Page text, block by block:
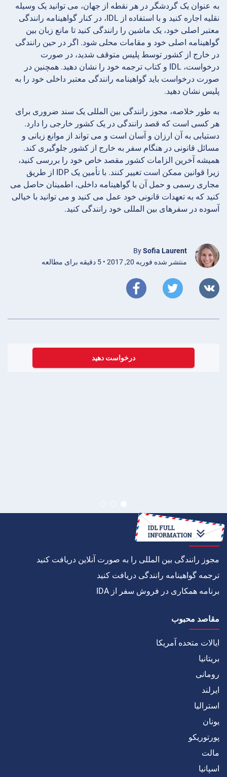
به عنوان یک گردشگر در هر نقطه از جهان، می توانید یک وسیله
نقلیه اجاره کنید و با استفاده از IDL، در کنار گواهینامه رانندگی
معتبر اصلی خود، یک ماشین را رانندگی کنید تا مانع زبان بین
گواهینامه اصلی خود و مقامات محلی شود. اگر در حین رانندگی
در خارج از کشور توسط پلیس متوقف شدید، در صورت
درخواست، IDL و کتاب ترجمه خود را نشان دهید. همچنین در
صورت درخواست باید گواهینامه رانندگی معتبر داخلی خود را به
پلیس نشان دهید.
به طور خلاصه، مجوز رانندگی بین المللی یک سند ضروری برای
هر کسی است که قصد رانندگی در یک کشور خارجی را دارد.
دستیابی به آن ارزان و آسان است و می تواند از موانع زبانی و
مسائل قانونی در هنگام سفر به خارج از کشور جلوگیری کند.
همیشه آخرین الزامات کشور مقصد خاص خود را بررسی کنید،
زیرا قوانین ممکن است تغییر کنند. با تأمین یک IDP از طریق
مجاری رسمی و حمل آن با گواهینامه داخلی، اطمینان حاصل می
کنید که به تعهدات قانونی خود عمل می کنید و می توانید با خیالی
آسوده در سفرهای بین المللی خود رانندگی کنید.
BySofia Laurent
منتشر شده فوریه 20, 2017 • 5 دقیقه برای مطالعه
درخواست دهید
چگونه به
مجوز رانندگی بین المللی را به صورت آنلاین دریافت کنید
ترجمه گواهینامه رانندگی دریافت کنید
برنامه همکاری در فروش سفر از IDA
مقاصد محبوب
ایالات متحده آمریکا
بریتانیا
رومانی
ایرلند
استرالیا
یونان
پورتوریکو
مالت
اسپانیا